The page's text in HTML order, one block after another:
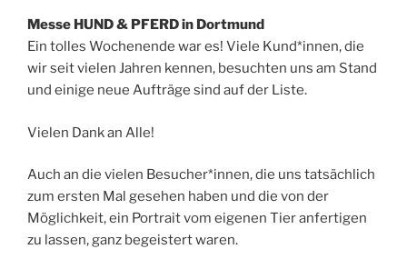
Messe HUND & PFERD in Dortmund
Ein tolles Wochenende war es! Viele Kund*innen, die
wir seit vielen Jahren kennen, besuchten uns am Stand
und einige neue Aufträge sind auf der Liste.
Vielen Dank an Alle!
Auch an die vielen Besucher*innen, die uns tatsächlich
zum ersten Mal gesehen haben und die von der
Möglichkeit, ein Portrait vom eigenen Tier anfertigen
zu lassen, ganz begeistert waren.